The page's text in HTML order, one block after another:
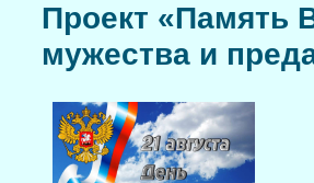
Проект «Память
мужества и